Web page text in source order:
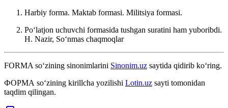
Harbiy forma. Maktab formasi. Militsiya formasi.
Poʻlatjon uchuvchi formasida tushgan suratini ham yuboribdi.
H. Nazir, Soʻnmas chaqmoqlar
FORMA so‘zining sinonimlarini Sinonim.uz saytida qidirib ko‘ring.
ФОРМА so‘zining kirillcha yozilishi Lotin.uz sayti tomonidan
taqdim qilingan.